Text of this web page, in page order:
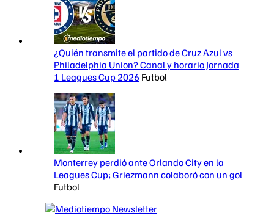
¿Quién transmite el partido de Cruz Azul vs
Philadelphia Union? Canal y horario Jornada
1 Leagues Cup 2026 Futbol
Monterrey perdió ante Orlando City en la
Leagues Cup; Griezmann colaboró con un gol
Futbol